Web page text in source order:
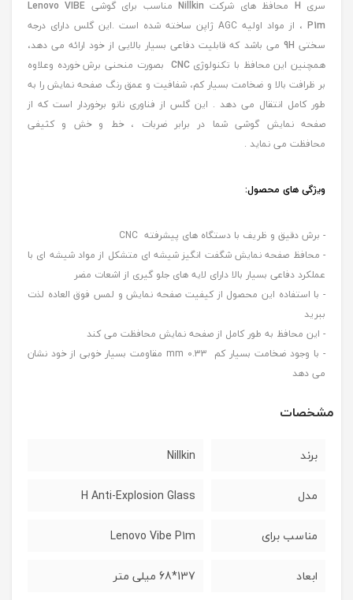
سری H محافظ های شرکت Nillkinمناسب برای گوشی Lenovo VIBE
P1m
، از مواد اولیه AGC ژاپن ساخته شده است .این گلس دارای درجه
سختی 9H می باشد که قابلیت دفاعی بسیار بالایی از خود ارائه می دهد،
همچنین این محافظ با تکنولوژیCNC بصورت منحنی برش خورده وعلاوه
بر ظرافت بالا و ضخامت بسیار کم، شفافیت و عمق رنگ صفحه نمایش را به
طور کامل انتقال می دهد . این گلس از فناوری نانو برخوردار است که از
صفحه نمایش گوشی شما در برابر ضربات ، خط و خش و کثیفی
محافظت می نماید .
ویژگی های محصول:
- برش دقیق و ظریف با دستگاه های پیشرفته CNC
- محافظ صفحه نمایش شگفت انگیز شیشه ای متشکل از مواد شیشه ای با
عملکرد دفاعی بسیار بالا دارای لایه های جلو گیری از اشعات مضر
- با استفاده این محصول از کیفیت صفحه نمایش و لمس فوق العاده لذت
ببرید
- این محافظ به طور کامل از صفحه نمایش محافظت می کند
- با وجود ضخامت بسیار کم 0.33 mm مقاومت بسیار خوبی از خود نشان
می دهد
مشخصات
برند Nillkin
مدل H Anti-Explosion Glass
مناسب برای Lenovo Vibe P1m
ابعاد 137*68 میلی متر